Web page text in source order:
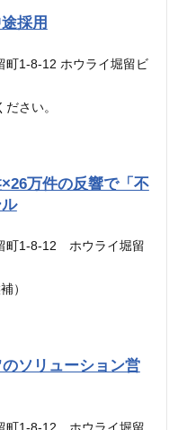
ンセンティブ
採用
町1-8-12 ホウライ堀留ビ
さい。
万件の反響で「不
町1-8-12 ホウライ堀留
）
【12万5,600円～】含
ソリューション営